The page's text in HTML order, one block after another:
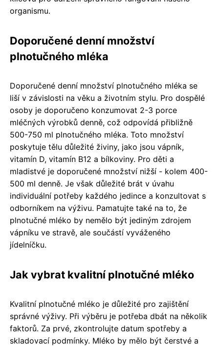
organismu.
Doporučené denní množství
plnotučného mléka
Doporučené denní množství plnotučného mléka se
liší v závislosti na věku a životním stylu. Pro dospělé
osoby je doporučeno konzumovat 2-3 porce
mléčných výrobků denně, což odpovídá přibližně
500-750 ml plnotučného mléka. Toto množství
poskytuje tělu důležité živiny, jako jsou vápník,
vitamín D, vitamín B12 a bílkoviny. Pro děti a
mladistvé je doporučené množství nižší - kolem 400-
500 ml denně. Je však důležité brát v úvahu
individuální potřeby každého jedince a konzultovat s
odborníkem na výživu. Pamatujte také na to, že
plnotučné mléko by nemělo být jediným zdrojem
vápníku ve stravě, ale součástí vyváženého
jídelníčku.
Jak vybrat kvalitní plnotučné mléko
Kvalitní plnotučné mléko je důležité pro zajištění
správné výživy. Při výběru je potřeba dbát na několik
faktorů. Za prvé, zkontrolujte datum spotřeby a
skladovací podmínky. Mléko by mělo být čerstvé a